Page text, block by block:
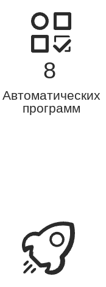
8
Автоматических
программ